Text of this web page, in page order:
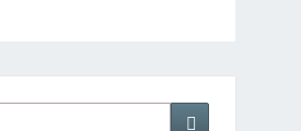
Suchen